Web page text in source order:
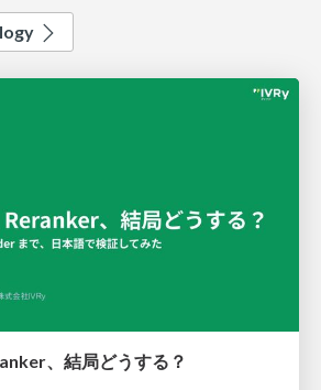
、結局どうする？